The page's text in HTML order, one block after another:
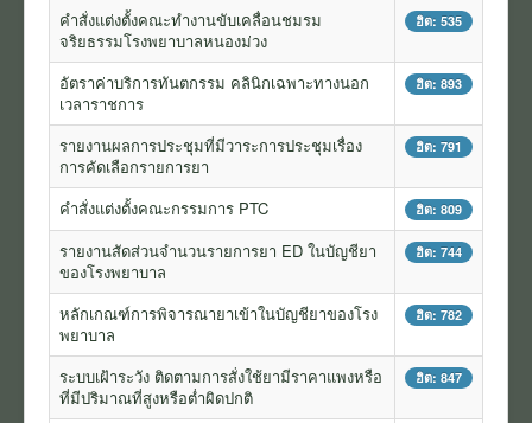
ข่าว
สมัครงาน
งานจัดซื้อจัดจ้าง
การเงิน
นโยบายและแนวปฏิบัติ
แบบแสดง สขร.
ITA โรงพยาบาลหนองม่วง
ITA สสอ.หนองม่วง
งานอาชีวอนามัยและความปลอดภัย
คำสั่งแต่งตั้งคณะทำงานขับเคลื่อนชมรม
จริยธรรมโรงพยาบาลหนองม่วง
ฮิต: 535
อัตราค่าบริการทันตกรรม คลินิกเฉพาะทางนอก
เวลาราชการ
ฮิต: 893
รายงานผลการประชุมที่มีวาระการประชุมเรื่อง
การคัดเลือกรายการยา
ฮิต: 791
คำสั่งแต่งตั้งคณะกรรมการ PTC ฮิต: 809
รายงานสัดส่วนจำนวนรายการยา ED ในบัญชียา
ของโรงพยาบาล
ฮิต: 744
หลักเกณฑ์การพิจารณายาเข้าในบัญชียาของโรง
พยาบาล
ฮิต: 782
ระบบเฝ้าระวัง ติดตามการสั่งใช้ยามีราคาแพงหรือ
ที่มีปริมาณที่สูงหรือต่ำผิดปกติ
ฮิต: 847